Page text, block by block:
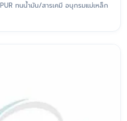
ทนน้ำมัน/สารเคมี อนุกรมแม่เหล็ก